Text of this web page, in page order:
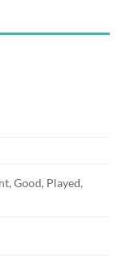
Good, Played,